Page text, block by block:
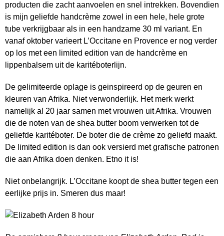
producten die zacht aanvoelen en snel intrekken. Bovendien
is mijn geliefde handcrème zowel in een hele, hele grote
tube verkrijgbaar als in een handzame 30 ml variant. En
vanaf oktober varieert L’Occitane en Provence er nog verder
op los met een limited edition van de handcrème en
lippenbalsem uit de karitéboterlijn.
De gelimiteerde oplage is geinspireerd op de geuren en
kleuren van Afrika. Niet verwonderlijk. Het merk werkt
namelijk al 20 jaar samen met vrouwen uit Afrika. Vrouwen
die de noten van de shea butter boom verwerken tot de
geliefde karitéboter. De boter die de crème zo geliefd maakt.
De limited edition is dan ook versierd met grafische patronen
die aan Afrika doen denken. Etno it is!
Niet onbelangrijk. L’Occitane koopt de shea butter tegen een
eerlijke prijs in. Smeren dus maar!